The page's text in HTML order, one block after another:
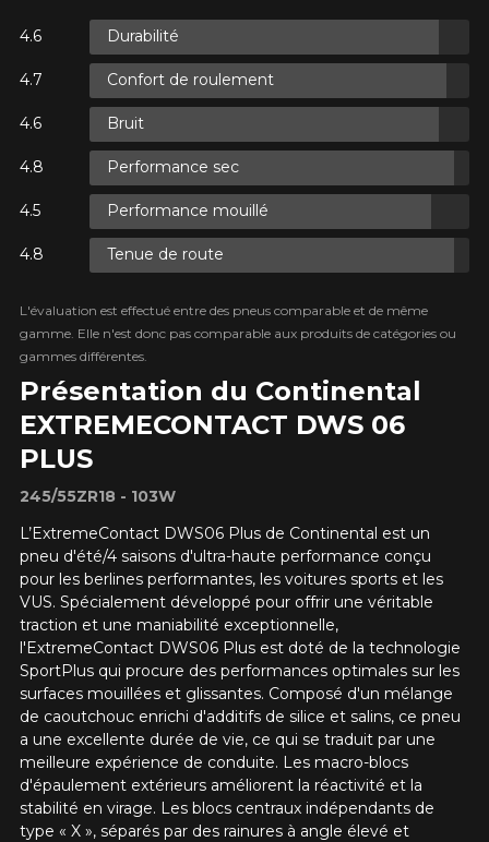
Présentation du Continental
EXTREME​CONTACT DWS 06
PLUS
245/55ZR18 - 103W
L’ExtremeContact DWS06 Plus de Continental est un
pneu d'été/4 saisons d'ultra-haute performance conçu
pour les berlines performantes, les voitures sports et les
VUS. Spécialement développé pour offrir une véritable
traction et une maniabilité exceptionnelle,
l'ExtremeContact DWS06 Plus est doté de la technologie
SportPlus qui procure des performances optimales sur les
surfaces mouillées et glissantes. Composé d'un mélange
de caoutchouc enrichi d'additifs de silice et salins, ce pneu
a une excellente durée de vie, ce qui se traduit par une
meilleure expérience de conduite. Les macro-blocs
d'épaulement extérieurs améliorent la réactivité et la
stabilité en virage. Les blocs centraux indépendants de
type « X », séparés par des rainures à angle élevé et
Durabilité
Confort de roulement
Bruit
Performance sec
Performance mouillé
Tenue de route
L'évaluation est effectué entre des pneus comparable et de même
gamme. Elle n'est donc pas comparable aux produits de catégories ou
gammes différentes.